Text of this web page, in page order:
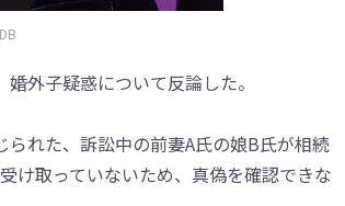
外子疑惑について反論した。
れた、訴訟中の前妻A氏の娘B氏が相続
け取っていないため、真偽を確認できな